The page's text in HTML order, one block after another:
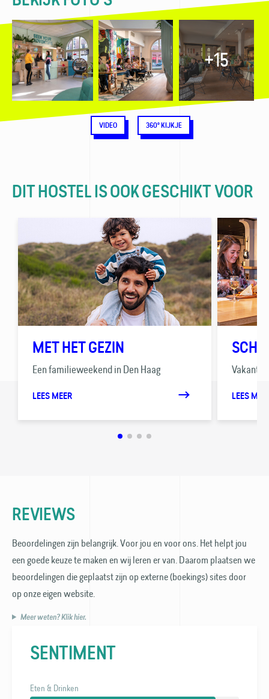
+15
VIDEO 360° KIJKJE
DIT HOSTEL IS OOK GESCHIKT VOOR
MET HET GEZIN
Een familieweekend in Den Haag
LEES MEER LEES
REVIEWS
Beoordelingen zijn belangrijk. Voor jou en voor ons. Het helpt jou
een goede keuze te maken en wij leren er van. Daarom plaatsen we
beoordelingen die geplaatst zijn op externe (boekings) sites door
op onze eigen website.
Meer weten? Klik hier.
SENTIMENT
Eten & Drinken